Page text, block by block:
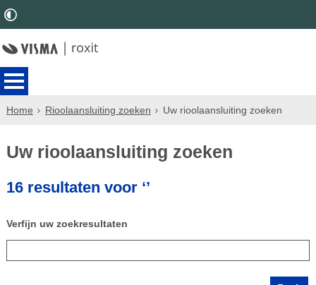
Home Rioolaansluiting zoeken Uw rioolaansluiting zoeken
Uw rioolaansluiting zoeken
16 resultaten voor ‘’
Verfijn uw zoekresultaten